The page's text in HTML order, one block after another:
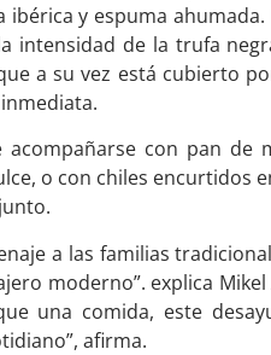
ibérica y espuma
intensidad de la trufa
a su vez está cubierto
acompañarse con pan
o con chiles encurtidos
a las familias
moderno”. explica
una comida, este
afirma.